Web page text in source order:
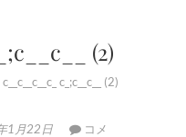
(2)
c__c__c__c_ c_;c__c__ (2)
1月22日
コメ